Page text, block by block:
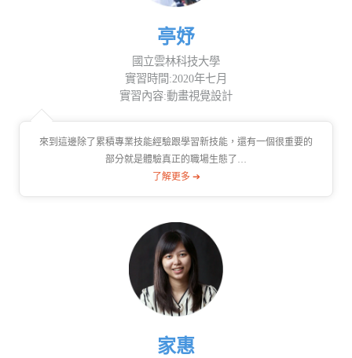
亭妤
國立雲林科技大學
實習時間:2020年七月
實習內容:動畫視覺設計
來到這邊除了累積專業技能經驗跟學習新技能，還有一個很重要的
部分就是體驗真正的職場生態了…
了解更多 ➔
家惠